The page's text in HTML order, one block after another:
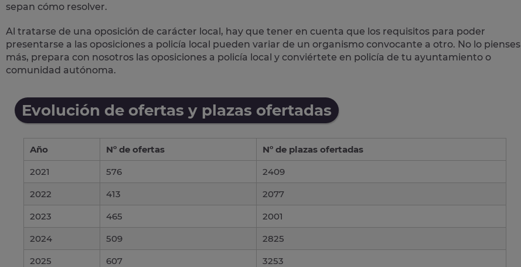
sepan cómo resolver.
Al tratarse de una oposición de carácter local, hay que tener en cuenta que los requisitos para poder
presentarse a las oposiciones a policía local pueden variar de un organismo convocante a otro. No lo pienses
más, prepara con nosotros las oposiciones a policía local y conviértete en policía de tu ayuntamiento o
comunidad autónoma.
Evolución de ofertas y plazas ofertadas
Año Nº de ofertas
Nº de plazas ofertadas
2021
576
2409
2022
413
2077
2023
465
2001
2024
509
2825
2025
607
3253